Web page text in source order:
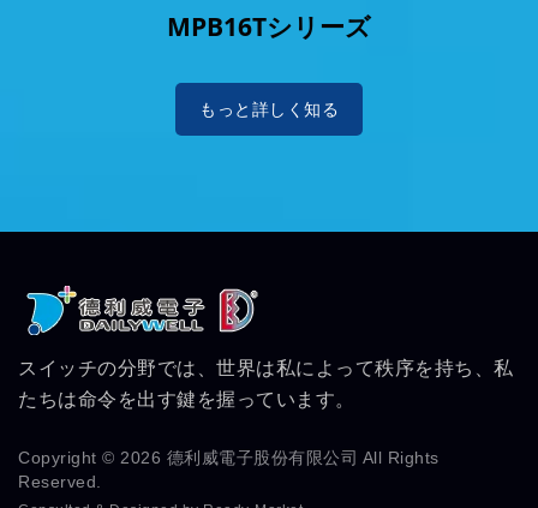
MPB16Tシリーズ
もっと詳しく知る
スイッチの分野では、世界は私によって秩序を持ち、私
たちは命令を出す鍵を握っています。
Copyright © 2026 德利威電子股份有限公司 All Rights
Reserved.